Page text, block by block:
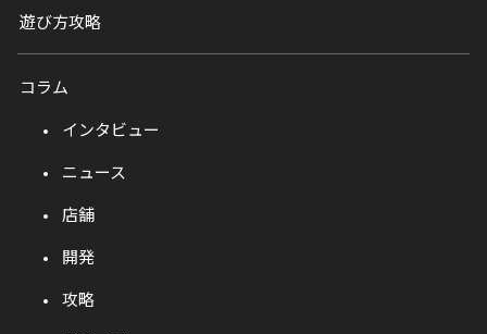
遊び方攻略
コラム
インタビュー
ニュース
店舗
開発
攻略